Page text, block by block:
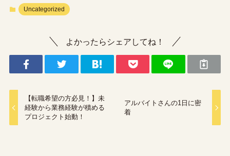
Uncategorized
よかったらシェアしてね！
【転職希望の方必見！】未
経験から業務経験が積める
プロジェクト始動！
アルバイトさんの1日に密
着